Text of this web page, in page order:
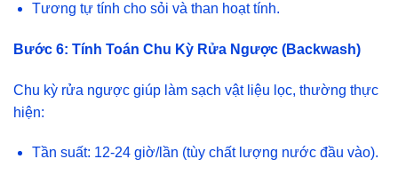
Tương tự tính cho sỏi và than hoạt tính.
Bước 6: Tính Toán Chu Kỳ Rửa Ngược (Backwash)
Chu kỳ rửa ngược giúp làm sạch vật liệu lọc, thường thực
hiện:
Tần suất: 12-24 giờ/lần (tùy chất lượng nước đầu vào).